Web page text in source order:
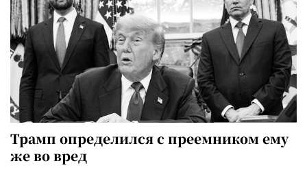
Трамп определился с преемником ему
же во вред